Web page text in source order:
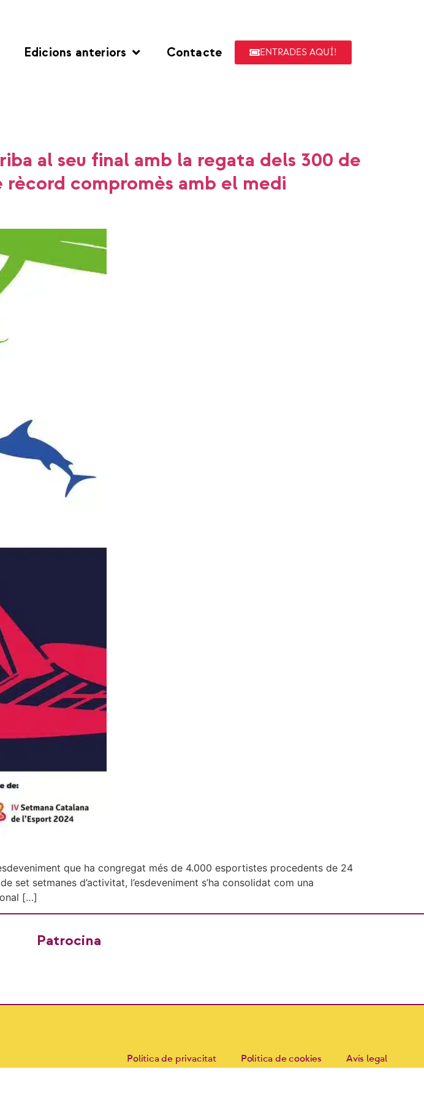
Edicions anteriors Contacte ENTRADES AQUÍ!
al seu final amb la regata dels 300 de
compromès amb el medi
que ha congregat més de 4.000 esportistes procedents de 24
setmanes d’activitat, l’esdeveniment s’ha consolidat com una
[…]
Patrocina
Política de privacitat Política de cookies Avís legal